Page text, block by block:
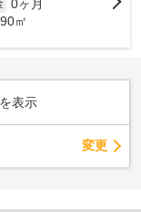
0ヶ月
㎡
表示
変更